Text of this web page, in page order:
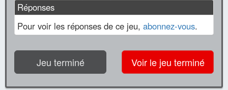
Réponses
Pour voir les réponses de ce jeu, abonnez-vous.
Jeu terminé Voir le jeu terminé